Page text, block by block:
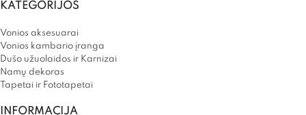
KATEGORIJOS
Vonios aksesuarai
Vonios kambario įranga
Dušo užuolaidos ir Karnizai
Namų dekoras
Tapetai ir Fototapetai
INFORMACIJA